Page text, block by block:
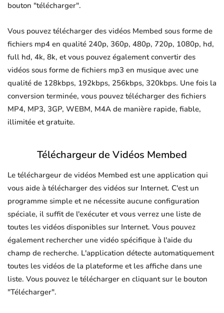
bouton "télécharger".
Vous pouvez télécharger des vidéos Membed sous forme de
fichiers mp4 en qualité 240p, 360p, 480p, 720p, 1080p, hd,
full hd, 4k, 8k, et vous pouvez également convertir des
vidéos sous forme de fichiers mp3 en musique avec une
qualité de 128kbps, 192kbps, 256kbps, 320kbps. Une fois la
conversion terminée, vous pouvez télécharger des fichiers
MP4, MP3, 3GP, WEBM, M4A de manière rapide, fiable,
illimitée et gratuite.
Téléchargeur de Vidéos Membed
Le téléchargeur de vidéos Membed est une application qui
vous aide à télécharger des vidéos sur Internet. C'est un
programme simple et ne nécessite aucune configuration
spéciale, il suffit de l'exécuter et vous verrez une liste de
toutes les vidéos disponibles sur Internet. Vous pouvez
également rechercher une vidéo spécifique à l'aide du
champ de recherche. L'application détecte automatiquement
toutes les vidéos de la plateforme et les affiche dans une
liste. Vous pouvez le télécharger en cliquant sur le bouton
"Télécharger".